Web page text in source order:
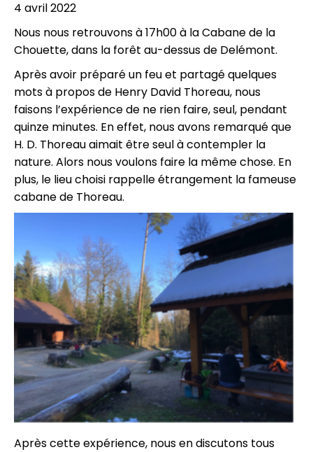
4 avril 2022
Nous nous retrouvons à 17h00 à la Cabane de la
Chouette, dans la forêt au-dessus de Delémont.
Après avoir préparé un feu et partagé quelques
mots à propos de Henry David Thoreau, nous
faisons l’expérience de ne rien faire, seul, pendant
quinze minutes. En effet, nous avons remarqué que
H. D. Thoreau aimait être seul à contempler la
nature. Alors nous voulons faire la même chose. En
plus, le lieu choisi rappelle étrangement la fameuse
cabane de Thoreau.
Après cette expérience, nous en discutons tous